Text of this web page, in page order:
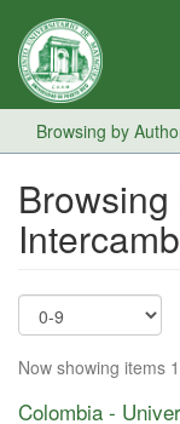
Browsing by
Now showing items
Colombia -